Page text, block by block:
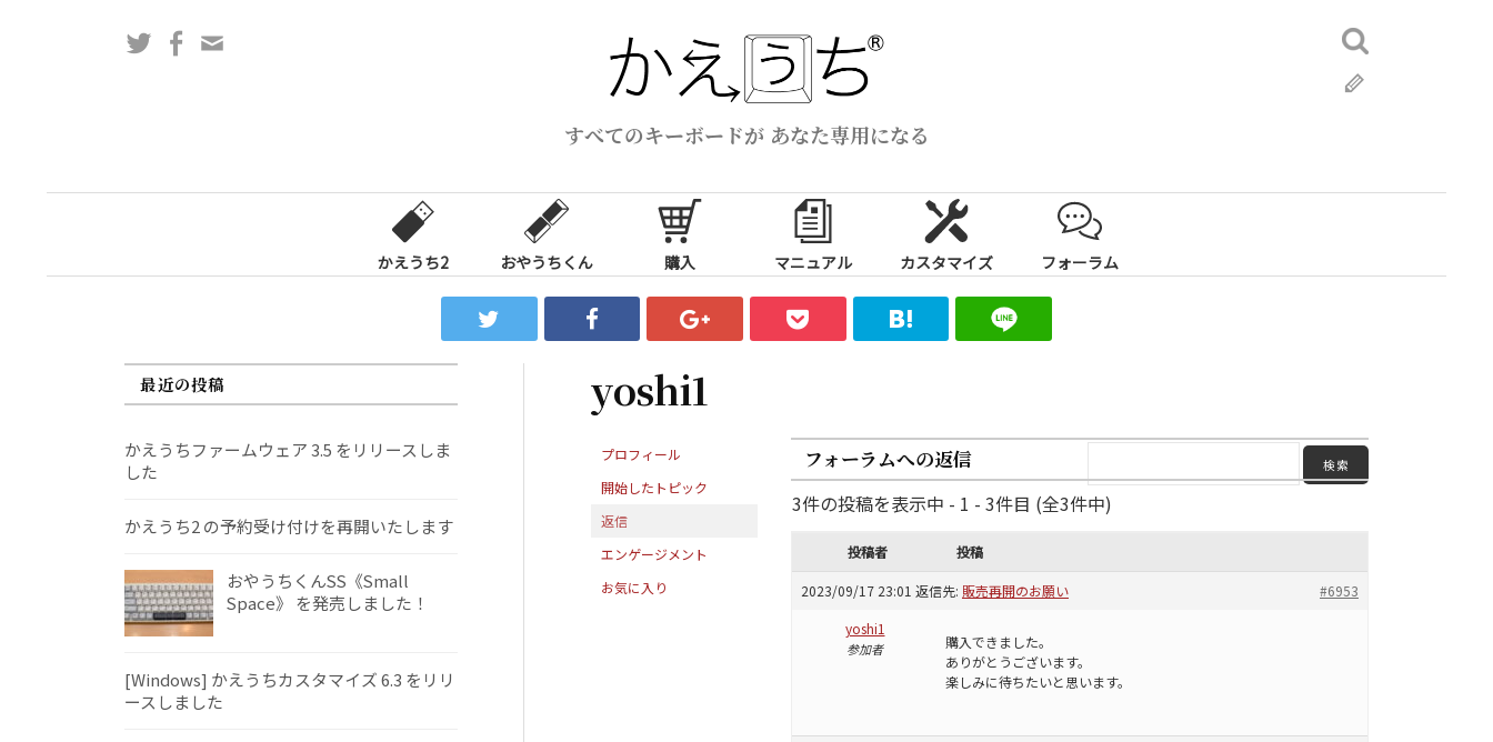
ス
すべてのキーボードが あなた専用になる
TwitterFacebook
検
索:
かえうち2 おやうちくん 購入 マニュアル カスタマイズ フォーラム
yoshi1
プロフィール
開始したトピック
返信
エンゲージメント
お気に入り
フォーラムへの返信
3件の投稿を表示中 - 1 - 3件目 (全3件中)
投稿者 投稿
2023/09/17 23:01 返信先: 販売再開のお願い
#6953
yoshi1
参加者
購入できました。
ありがとうございます。
楽しみに待ちたいと思います。
最近の投稿
かえうちファームウェア 3.5 をリリースしま
した
かえうち2 の予約受け付けを再開いたします
おやうちくんSS《Small
Space》 を発売しました！
[Windows] かえうちカスタマイズ 6.3 をリリ
ースしました